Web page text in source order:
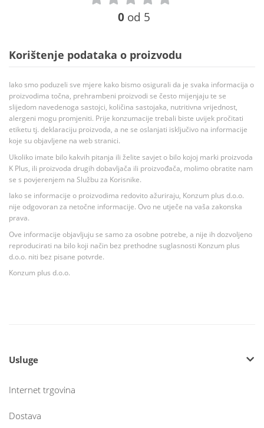
0 od 5
Korištenje podataka o proizvodu
Iako smo poduzeli sve mjere kako bismo osigurali da je svaka informacija o
proizvodima točna, prehrambeni proizvodi se često mijenjaju te se
slijedom navedenoga sastojci, količina sastojaka, nutritivna vrijednost,
alergeni mogu promjeniti. Prije konzumacije trebali biste uvijek pročitati
etiketu tj. deklaraciju proizvoda, a ne se oslanjati isključivo na informacije
koje su objavljene na web stranici.
Ukoliko imate bilo kakvih pitanja ili želite savjet o bilo kojoj marki proizvoda
K Plus, ili proizvoda drugih dobavljača ili proizvođača, molimo obratite nam
se s povjerenjem na Službu za Korisnike.
Iako se informacije o proizvodima redovito ažuriraju, Konzum plus d.o.o.
nije odgovoran za netočne informacije. Ovo ne utječe na vaša zakonska
prava.
Ove informacije objavljuju se samo za osobne potrebe, a nije ih dozvoljeno
reproducirati na bilo koji način bez prethodne suglasnosti Konzum plus
d.o.o. niti bez pisane potvrde.
Konzum plus d.o.o.
Usluge
Internet trgovina
Dostava